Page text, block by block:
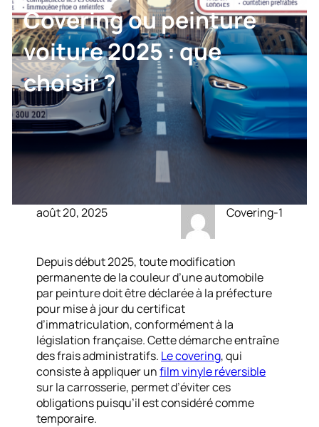
Covering ou peinture
voiture 2025 : que
choisir ?
août 20, 2025 Covering-1
Depuis début 2025, toute modification
permanente de la couleur d’une automobile
par peinture doit être déclarée à la préfecture
pour mise à jour du certificat
d’immatriculation, conformément à la
législation française. Cette démarche entraîne
des frais administratifs. Le covering, qui
consiste à appliquer unfilm vinyle réversible
sur la carrosserie, permet d’éviter ces
obligations puisqu’il est considéré comme
temporaire.